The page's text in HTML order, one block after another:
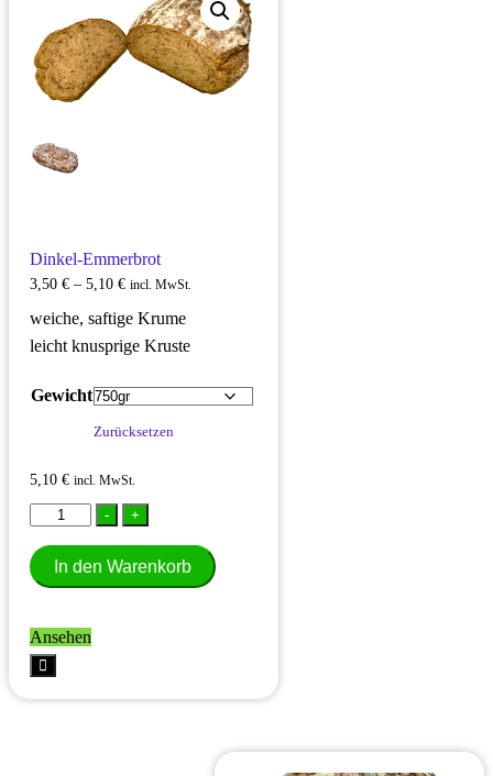
mehrere
Varianten
auf.
Die
Dinkel-Emmerbrot
3,50 € – 5,10 € incl. MwSt.
weiche, saftige Krume
leicht knusprige Kruste
Gewicht
Zurücksetzen
5,10 € incl. MwSt.
-
Dinkel-
Menge
+
In den Warenkorb
Ansehen